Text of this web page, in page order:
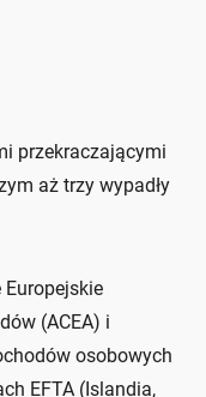
przekraczającymi
aż trzy wypadły
Europejskie
(ACEA) i
osobowych
EFTA (Islandia,